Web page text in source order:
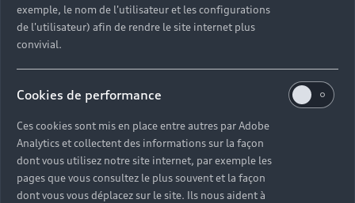
exemple, le nom de l'utilisateur et les configurations
de l'utilisateur) afin de rendre le site internet plus
convivial.
Cookies de performance
Ces cookies sont mis en place entre autres par Adobe
Analytics et collectent des informations sur la façon
dont vous utilisez notre site internet, par exemple les
pages que vous consultez le plus souvent et la façon
dont vous vous déplacez sur le site. Ils nous aident à